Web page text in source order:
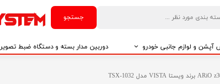
جستجو
و لوازم جانبی خودرو دوربین مدار بسته و دستگاه ضبط تصویر